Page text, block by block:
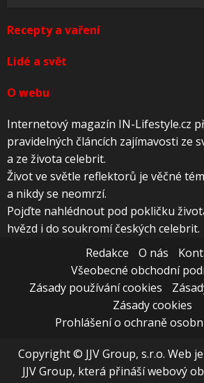
Recepty a vaření
Lidé a svět
O webu
Internetový magazín IN-Lifestyle.cz
pravidelných článcích zajímavosti ze
a ze života celebrit.
Život ve světle reflektorů je věčné
a nikdy se neomrzí.
Pojďte nahlédnout pod pokličku
hvězd i do soukromí českých celebrit.
Redakce
O nás
Všeobecné obchodní
Zásady používání cookies
Zásady cookies
Prohlášení o ochraně
Copyright © JJV Group, s.r.o. Web
JJV Group, která přináší webový